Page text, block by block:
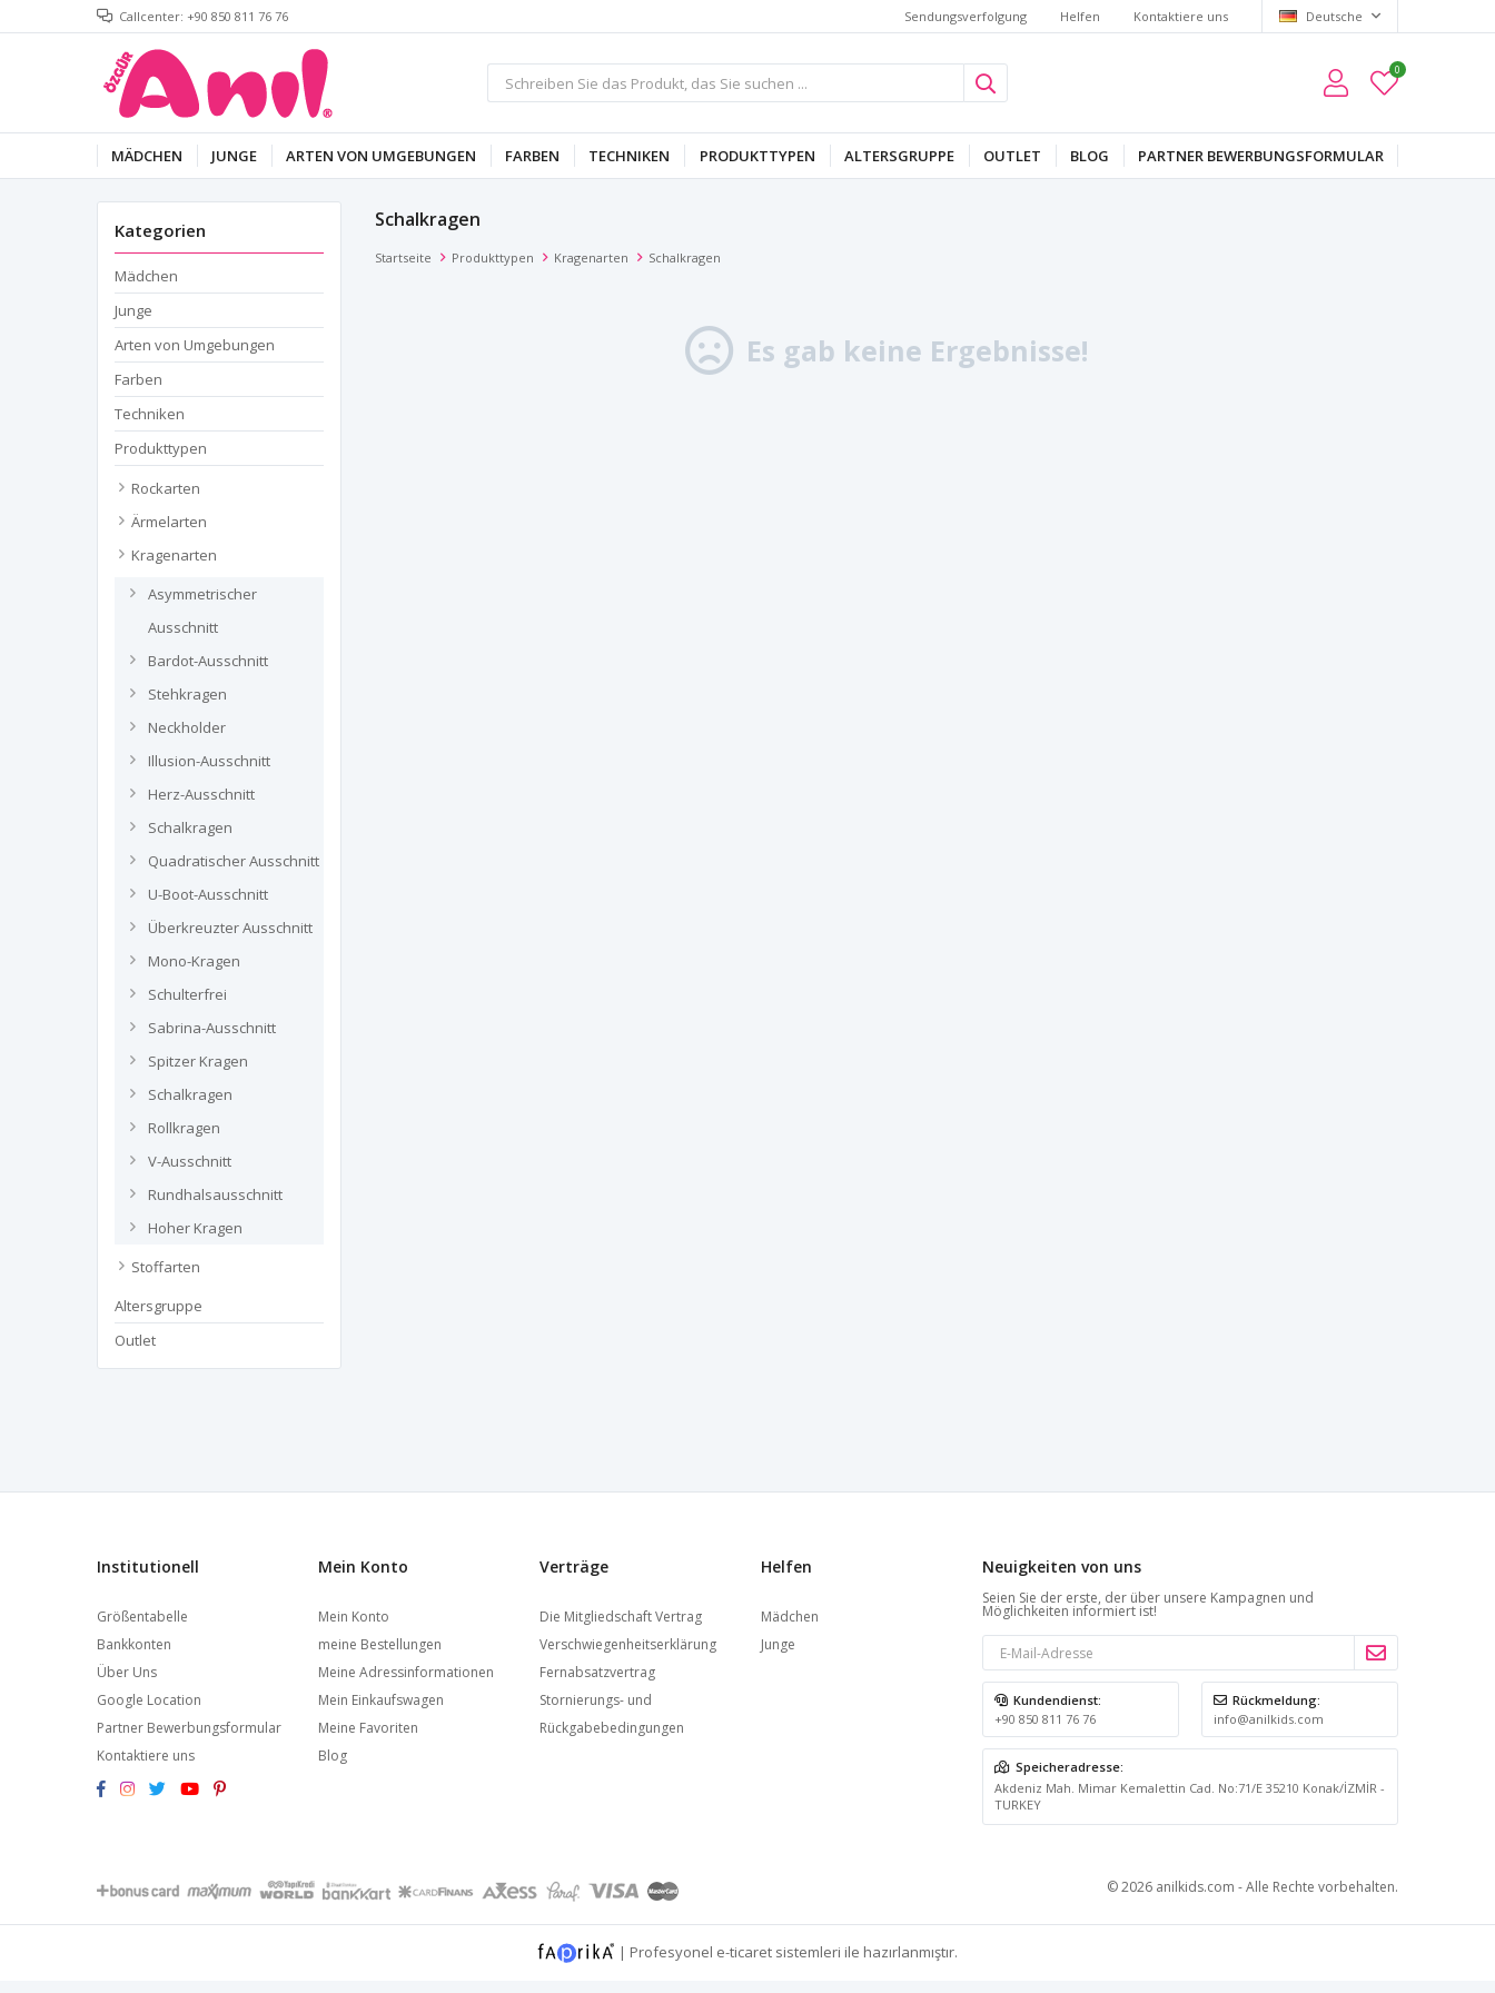
Callcenter: +90 850 811 76 76 Sendungsverfolgung Helfen Kontaktiere uns Deutsche
0
MÄDCHEN JUNGE ARTEN VON UMGEBUNGEN FARBEN TECHNIKEN PRODUKTTYPEN ALTERSGRUPPE OUTLET BLOG PARTNER BEWERBUNGSFORMULAR
Kategorien
Mädchen
Junge
Arten von Umgebungen
Farben
Techniken
Produkttypen
Rockarten
Ärmelarten
Kragenarten
Asymmetrischer
Ausschnitt
Bardot-Ausschnitt
Stehkragen
Neckholder
Illusion-Ausschnitt
Herz-Ausschnitt
Schalkragen
Quadratischer Ausschnitt
U-Boot-Ausschnitt
Überkreuzter Ausschnitt
Mono-Kragen
Schulterfrei
Sabrina-Ausschnitt
Spitzer Kragen
Schalkragen
Rollkragen
V-Ausschnitt
Rundhalsausschnitt
Hoher Kragen
Stoffarten
Altersgruppe
Outlet
Schalkragen
Startseite Produkttypen Kragenarten Schalkragen
Es gab keine Ergebnisse!
Institutionell
Größentabelle
Bankkonten
Über Uns
Google Location
Partner Bewerbungsformular
Kontaktiere uns
Mein Konto
Mein Konto
meine Bestellungen
Meine Adressinformationen
Mein Einkaufswagen
Meine Favoriten
Blog
Verträge
Die Mitgliedschaft Vertrag
Verschwiegenheitserklärung
Fernabsatzvertrag
Stornierungs- und
Rückgabebedingungen
Helfen
Mädchen
Junge
Neuigkeiten von uns
Seien Sie der erste, der über unsere Kampagnen und
Möglichkeiten informiert ist!
Kundendienst:
+90 850 811 76 76
Rückmeldung:
info@anilkids.com
Speicheradresse:
Akdeniz Mah. Mimar Kemalettin Cad. No:71/E 35210 Konak/İZMİR -
TURKEY
© 2026 anilkids.com - Alle Rechte vorbehalten.
| Profesyonel e-ticaret sistemleri ile hazırlanmıştır.